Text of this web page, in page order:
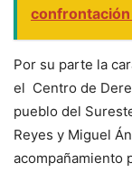
Por su parte la
el Centro de
pueblo del
Reyes y Miguel
acompañamiento